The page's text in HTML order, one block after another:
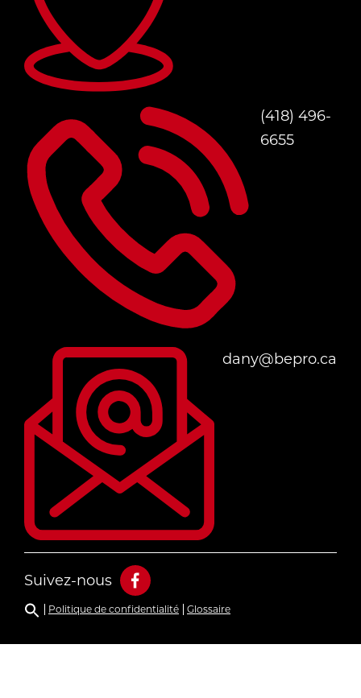
(418) 496-
6655
dany@bepro.ca
Suivez-nous
Politique de confidentialité Glossaire